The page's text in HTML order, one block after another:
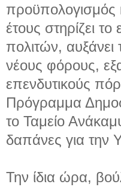
προϋπολογισμός
έτους στηρίζει
πολιτών,
νέους φόρους,
επενδυτικούς
Πρόγραμμα
το Ταμείο
δαπάνες για την
Την ίδια ώρα,